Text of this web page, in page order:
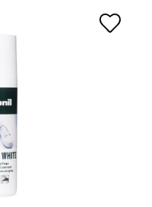
perfecto
de cuero liso blanco.
de esponja práctica